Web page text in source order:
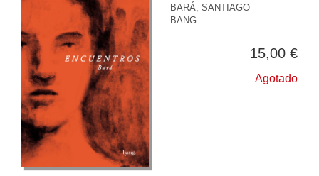
BARÁ, SANTIAGO
BANG
15,00 €
Agotado